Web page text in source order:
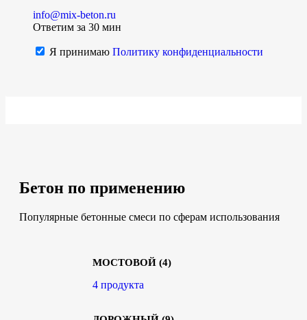
info@mix-beton.ru
Ответим за 30 мин
Я принимаю Политику конфиденциальности
Бетон по применению
Популярные бетонные смеси по сферам использования
МОСТОВОЙ (4)
4 продукта